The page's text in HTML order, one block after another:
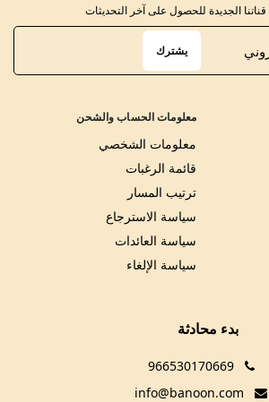
معلومات الحساب والشحن
معلومات الشخصي
قائمة الرغبات
ترتيب المسار
سياسة الاسترجاع
سياسة العائدات
سياسة الإلغاء
الجديدة للحصول على آخر التحديثات
يشترك
بدء محادثة
966530170669